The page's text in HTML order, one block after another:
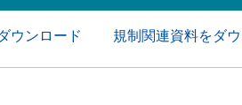
ウンロード 規制関連資料をダ